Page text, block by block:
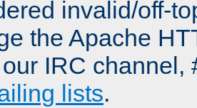
invalid/off-
the Apache
IRC channel,
lists.